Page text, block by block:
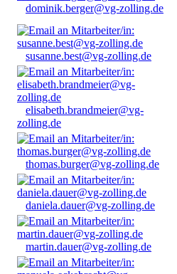
dominik.berger@vg-zolling.de
susanne.best@vg-zolling.de
elisabeth.brandmeier@vg-
zolling.de
thomas.burger@vg-zolling.de
daniela.dauer@vg-zolling.de
martin.dauer@vg-zolling.de